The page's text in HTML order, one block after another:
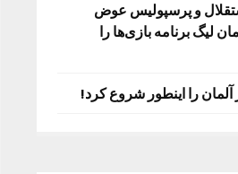
و پرسپولیس عوض
لیگ برنامه بازی‌ها را
را اینطور شروع کرد!